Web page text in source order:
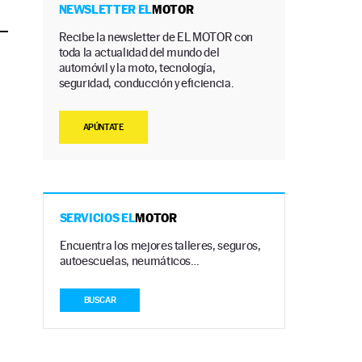
NEWSLETTER ELMOTOR
Recibe la newsletter de EL MOTOR con
toda la actualidad del mundo del
automóvil y la moto, tecnología,
seguridad, conducción y eficiencia.
APÚNTATE
SERVICIOS ELMOTOR
Encuentra los mejores talleres, seguros,
autoescuelas, neumáticos…
BUSCAR